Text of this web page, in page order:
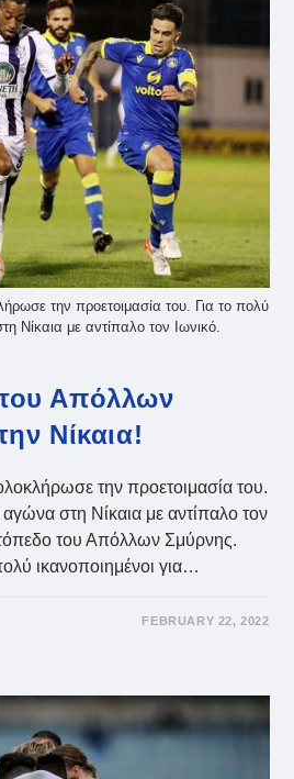
την προετοιμασία του. Για το πολύ
Νίκαια με αντίπαλο τον Ιωνικό.
Απόλλων
Νίκαια!
την προετοιμασία του.
στη Νίκαια με αντίπαλο τον
του Απόλλων Σμύρνης.
ικανοποιημένοι για…
FEBRUARY 22, 2022